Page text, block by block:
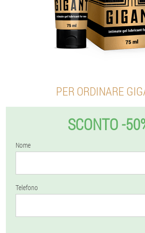
PER ORDINARE
SCONTO -
Nome
Telefono